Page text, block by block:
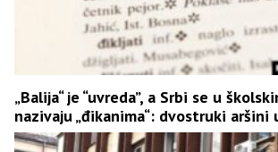
„Balija“ je “uvreda”, a Srbi se u
nazivaju „đikanima“: dvostruki aršini